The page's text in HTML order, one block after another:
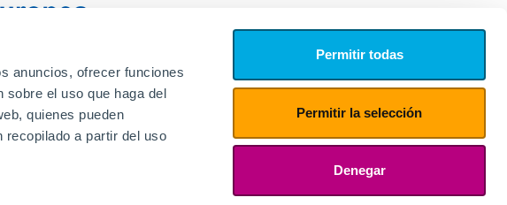
anuncios, ofrecer funciones
el uso que haga del
quienes pueden
recopilado a partir del uso
Permitir todas
Permitir la selección
Denegar
CV
Proveedores